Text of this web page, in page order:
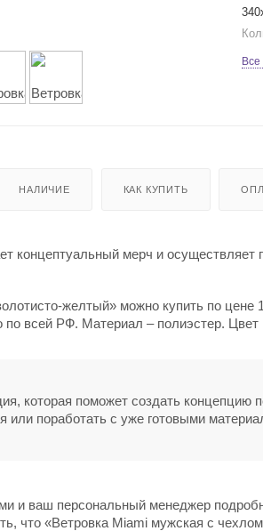
Все
НАЛИЧИЕ КАК КУПИТЬ
концептуальный мерч и осуществляет
желтый» можно купить по цене
по всей РФ. Материал – полиэстер.
которая поможет создать концепцию
поработать с уже готовыми
и ваш персональный менеджер
что «Ветровка Miami мужская с